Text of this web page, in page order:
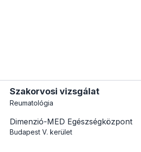
Szakorvosi vizsgálat
Reumatológia
Dimenzió-MED Egészségközpont
Budapest V. kerület